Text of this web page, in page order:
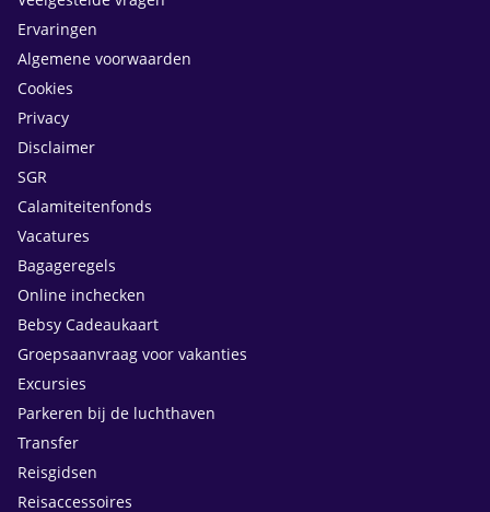
Ervaringen
Algemene voorwaarden
Cookies
Privacy
Disclaimer
SGR
Calamiteitenfonds
Vacatures
Bagageregels
Online inchecken
Bebsy Cadeaukaart
Groepsaanvraag voor vakanties
Excursies
Parkeren bij de luchthaven
Transfer
Reisgidsen
Reisaccessoires